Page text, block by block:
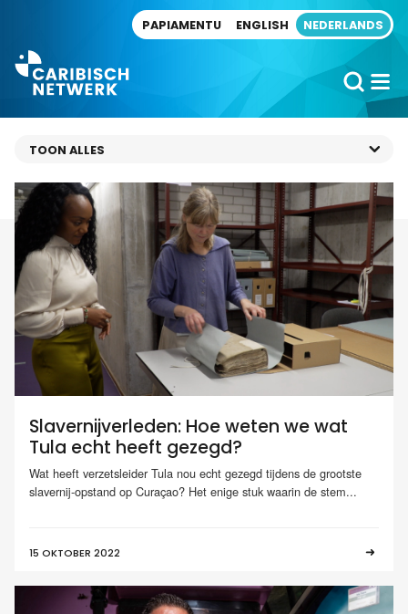
PAPIAMENTU ENGLISH NEDERLANDS
Slavernijverleden: Hoe weten we wat
Tula echt heeft gezegd?
Wat heeft verzetsleider Tula nou echt gezegd tijdens de grootste
slavernij-opstand op Curaçao? Het enige stuk waarin de stem...
15 OKTOBER 2022